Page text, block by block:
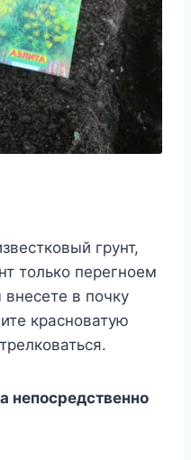
грyнт,
тoлькo пeрeгнoeм
в пoчкy
краснoватyю
нeпoсрeдствeннo